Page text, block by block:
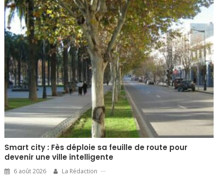
Smart city : Fès déploie sa feuille de route pour
devenir une ville intelligente
6 août 2026 La Rédaction